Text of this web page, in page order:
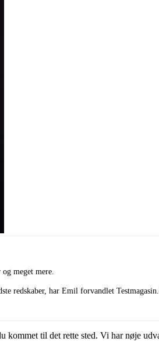
meget mere.
redskaber, har Emil forvandlet
til det rette sted. Vi har nøje